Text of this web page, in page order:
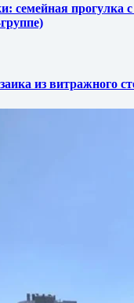
семейная прогулка с
из витражного